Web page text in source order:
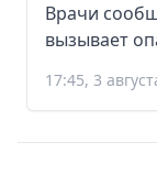
Врачи
вызывает
17:45, 3